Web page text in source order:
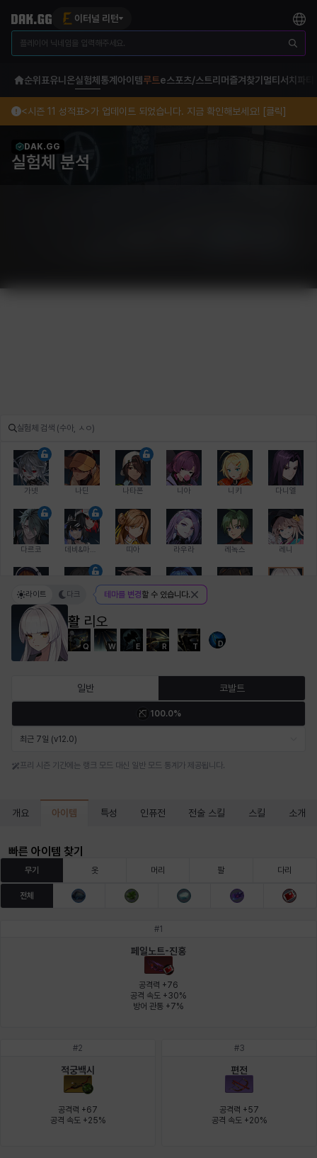
이터널 리턴
순위표유니온실험체 통계 아이템루트e스포츠/스트리머 즐겨찾기 멀티서치 파티
<시즌 11 성적표>가 업데이트 되었습니다. 지금 확인해보세요! [클릭]
DAK.GG
실험체 분석
가넷 나딘 나타폰 니아 니키 다니엘
다르코 띠아 라우라 레녹스 레니
레온 루크 르노어
바바라 버니스 블레어 비앙카 비형 샬럿
아야 아이솔 아이작 알렉스 알론소 얀
에키온 엘레나
이안 재키
활 리오
Q W E R T D
라이트 다크 테마를 변경할 수 있습니다.
일반 코발트
100.0%
최근 7일 (v12.0)
프리 시즌 기간에는 랭크 모드 대신 일반 모드 통계가 제공됩니다.
개요 아이템 특성 인퓨전 전술 스킬 스킬 소개
빠른 아이템 찾기
무기 옷 머리 팔 다리
전체
#1
페일노트-진홍
공격력 +76
공격 속도 +30%
방어 관통 +7%
#2
적궁백시
공격력 +67
공격 속도 +25%
#3
편전
공격력 +57
공격 속도 +20%